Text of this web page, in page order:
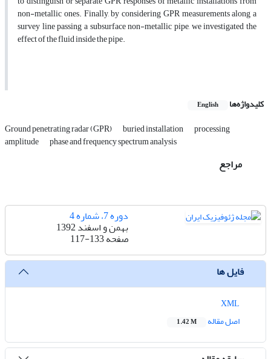
non-metallic ones. Finally, by considering GPR measurements along a
survey line passing a subsurface non-metallic pipe, we investigated the
effect of the fluid inside the pipe.
کلیدواژه‌ها English
Ground penetrating radar (GPR) buried installation processing
amplitude phase and frequency spectrum analysis
مراجع
دوره 7، شماره 4
بهمن و اسفند 1392
صفحه117-133
فایل ها
اصل مقاله
1.42 M